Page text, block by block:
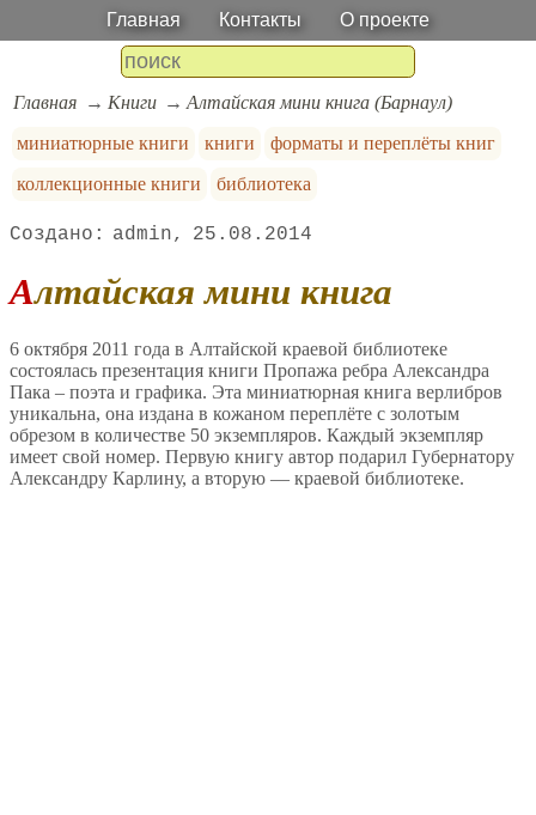
Главная Контакты О проекте
Главная Книги
Алтайская мини книга (Барнаул)
миниатюрные книги
книги
форматы и переплёты книг
коллекционные книги
библиотека
admin 25.08.2014
Алтайская мини книга
6 октября 2011 года в Алтайской краевой библиотеке
состоялась презентация книги Пропажа ребра Александра
Пака – поэта и графика. Эта миниатюрная книга верлибров
уникальна, она издана в кожаном переплёте с золотым
обрезом в количестве 50 экземпляров. Каждый экземпляр
имеет свой номер. Первую книгу автор подарил Губернатору
Александру Карлину, а вторую — краевой библиотеке.